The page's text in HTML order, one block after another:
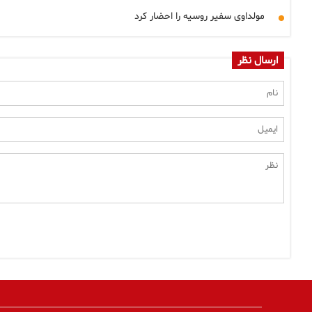
مولداوی سفیر روسیه را احضار کرد
ارسال نظر